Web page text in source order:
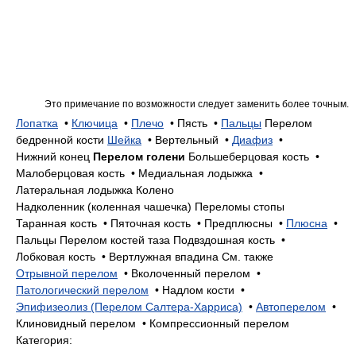
Это примечание по возможности следует заменить более точным.
Лопатка • Ключица • Плечо • Пясть • Пальцы Перелом
бедренной кости Шейка • Вертельный • Диафиз •
Нижний конец Перелом голени Большеберцовая кость •
Малоберцовая кость • Медиальная лодыжка •
Латеральная лодыжка Колено
Надколенник (коленная чашечка) Переломы стопы
Таранная кость • Пяточная кость • Предплюсны • Плюсна •
Пальцы Перелом костей таза Подвздошная кость •
Лобковая кость • Вертлужная впадина См. также
Отрывной перелом • Вколоченный перелом •
Патологический перелом • Надлом кости •
Эпифизеолиз (Перелом Салтера-Харриса) • Автоперелом •
Клиновидный перелом • Компрессионный перелом
Категория: